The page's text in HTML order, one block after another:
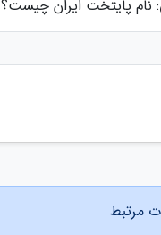
نام پایتخت ایران چیست؟
مرتبط